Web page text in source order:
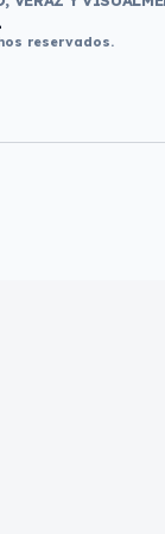
reservados.